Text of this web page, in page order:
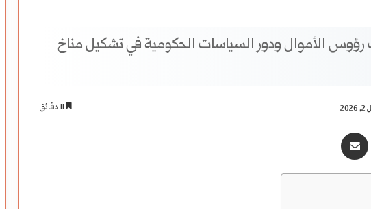
الأموال ودور السياسات الحكومية في تشكيل مناخ
ماسنجر